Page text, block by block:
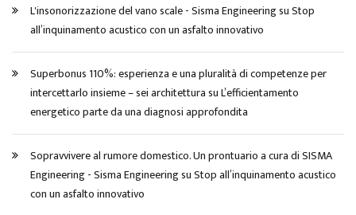
L'insonorizzazione del vano scale - Sisma EngineeringsuStop
all’inquinamento acustico con un asfalto innovativo
Superbonus 110%: esperienza e una pluralità di competenze per
intercettarlo insieme – sei architetturasuL’efficientamento
energetico parte da una diagnosi approfondita
Sopravvivere al rumore domestico. Un prontuario a cura di SISMA
Engineering - Sisma EngineeringsuStop all’inquinamento acustico
con un asfalto innovativo